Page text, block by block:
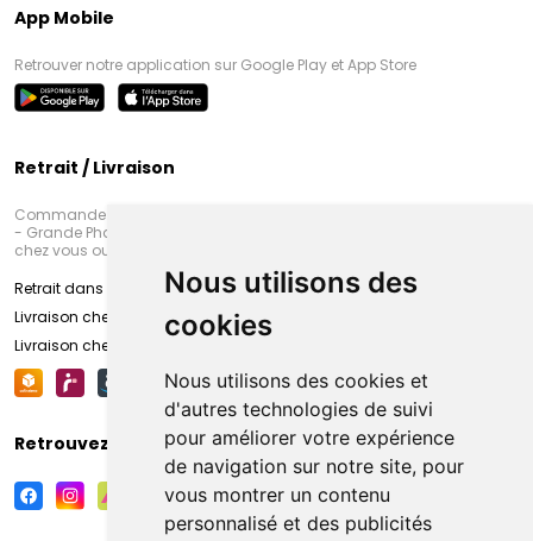
Nous utilisons des
cookies
Nous utilisons des cookies et
d'autres technologies de suivi
pour améliorer votre expérience
de navigation sur notre site, pour
vous montrer un contenu
personnalisé et des publicités
App Mobile
Retrouver notre application sur Google Play et App Store
Retrait / Livraison
Commandez en ligne et venez chercher votre commande à Amiens
- Grande Pharmacie d’Amiens (Fachon) ou recevez-là rapidement
chez vous ou en point retrait
Retrait dans la pharmacie d’Amiens
Livraison chez vous
Livraison chez votre commerçant
Retrouvez-nous sur vos réseaux sociaux